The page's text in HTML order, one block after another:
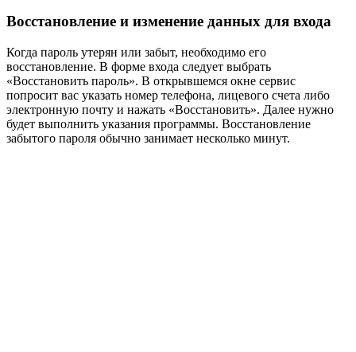
Восстановление и изменение данных для входа
Когда пароль утерян или забыт, необходимо его
восстановление. В форме входа следует выбрать
«Восстановить пароль». В открывшемся окне сервис
попросит вас указать номер телефона, лицевого счета либо
электронную почту и нажать «Восстановить». Далее нужно
будет выполнить указания программы. Восстановление
забытого пароля обычно занимает несколько минут.